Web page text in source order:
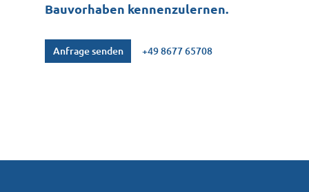
Bauvorhaben kennenzulernen.
Anfrage senden +49 8677 65708